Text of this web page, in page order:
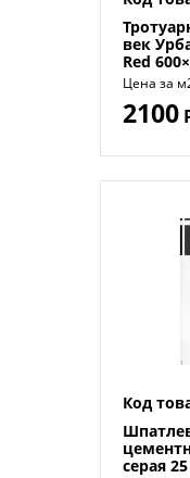
век
Red
Цена за
2100
Код
серая